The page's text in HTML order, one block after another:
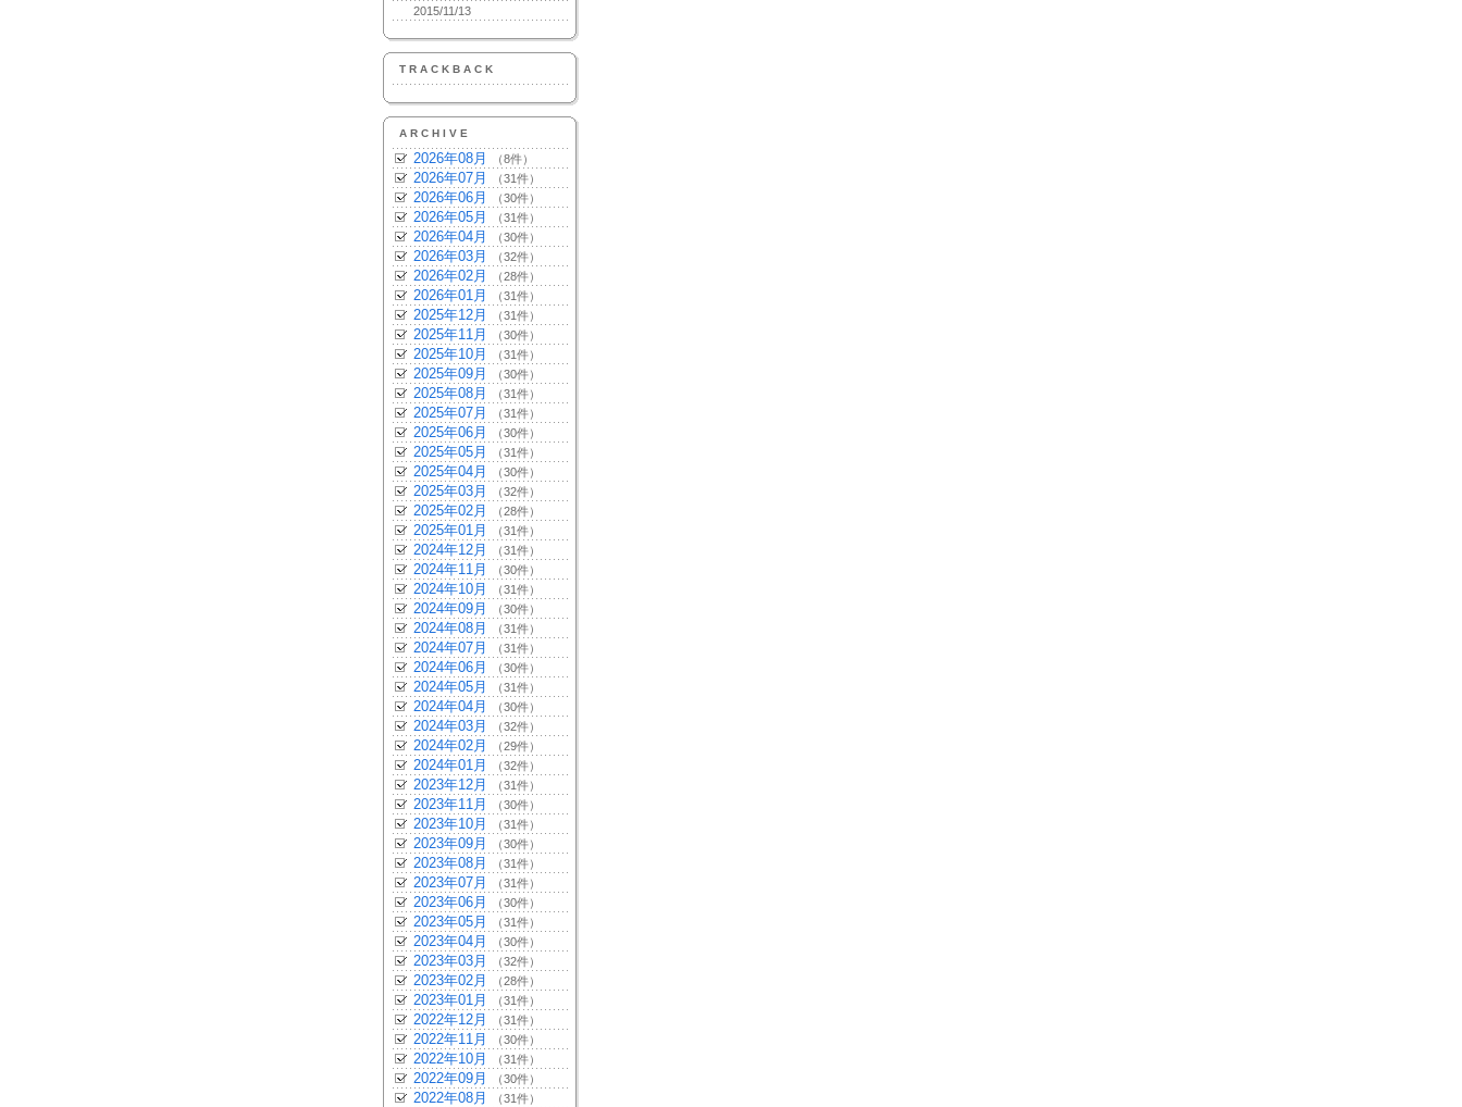
2015/11/13
TRACKBACK
ARCHIVE
2026年08月 （8件）
2026年07月 （31件）
2026年06月 （30件）
2026年05月 （31件）
2026年04月 （30件）
2026年03月 （32件）
2026年02月 （28件）
2026年01月 （31件）
2025年12月 （31件）
2025年11月 （30件）
2025年10月 （31件）
2025年09月 （30件）
2025年08月 （31件）
2025年07月 （31件）
2025年06月 （30件）
2025年05月 （31件）
2025年04月 （30件）
2025年03月 （32件）
2025年02月 （28件）
2025年01月 （31件）
2024年12月 （31件）
2024年11月 （30件）
2024年10月 （31件）
2024年09月 （30件）
2024年08月 （31件）
2024年07月 （31件）
2024年06月 （30件）
2024年05月 （31件）
2024年04月 （30件）
2024年03月 （32件）
2024年02月 （29件）
2024年01月 （32件）
2023年12月 （31件）
2023年11月 （30件）
2023年10月 （31件）
2023年09月 （30件）
2023年08月 （31件）
2023年07月 （31件）
2023年06月 （30件）
2023年05月 （31件）
2023年04月 （30件）
2023年03月 （32件）
2023年02月 （28件）
2023年01月 （31件）
2022年12月 （31件）
2022年11月 （30件）
2022年10月 （31件）
2022年09月 （30件）
2022年08月 （31件）